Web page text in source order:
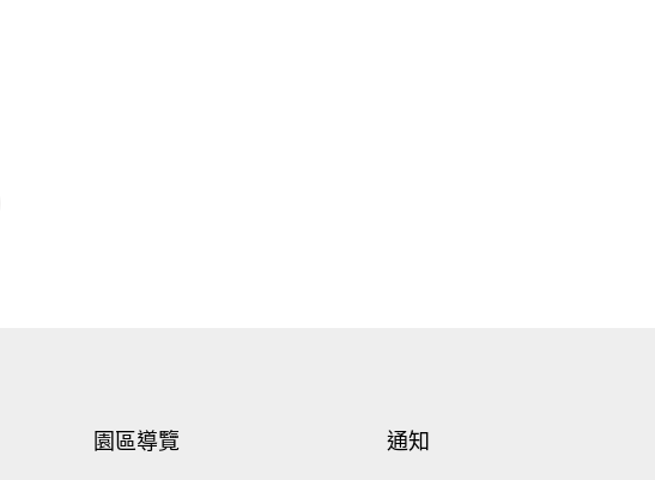
園區導覽 通知